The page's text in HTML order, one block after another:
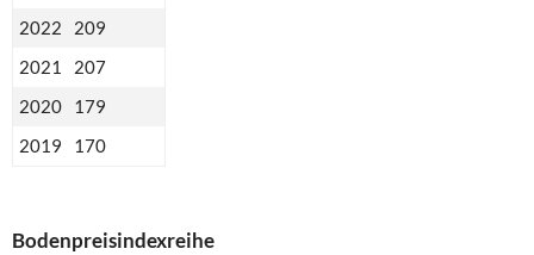
2022
209
2021
207
2020
179
2019
170
Bodenpreisindexreihe